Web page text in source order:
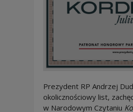
Prezydent RP Andrzej
okolicznościowy list,
w Narodowym Czytaniu